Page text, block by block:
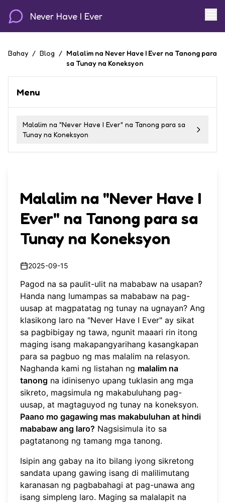
Never Have I Ever
Bahay / Blog / Malalim na Never Have I Ever na Tanong para
sa Tunay na Koneksyon
Menu
Malalim na "Never Have I Ever" na Tanong para sa
Tunay na Koneksyon
Malalim na "Never Have I
Ever" na Tanong para sa
Tunay na Koneksyon
2025-09-15
Pagod na sa paulit-ulit na mababaw na usapan?
Handa nang lumampas sa mababaw na pag-
uusap at magpatatag ng tunay na ugnayan? Ang
klasikong laro na "Never Have I Ever" ay sikat
sa pagbibigay ng tawa, ngunit maaari rin itong
maging isang makapangyarihang kasangkapan
para sa pagbuo ng mas malalim na relasyon.
Naghanda kami ng listahan ng malalim na
tanong na idinisenyo upang tuklasin ang mga
sikreto, magsimula ng makabuluhang pag-
uusap, at magtaguyod ng tunay na koneksyon.
Paano mo gagawing mas makabuluhan at hindi
mababaw ang laro? Nagsisimula ito sa
pagtatanong ng tamang mga tanong.
Isipin ang gabay na ito bilang iyong sikretong
sandata upang gawing isang di malilimutang
karanasan ng pagbabahagi at pag-unawa ang
isang simpleng laro. Maging sa malalapit na